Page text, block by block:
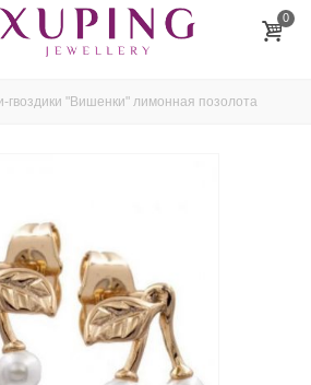
0
гвоздики "Вишенки" лимонная позолота